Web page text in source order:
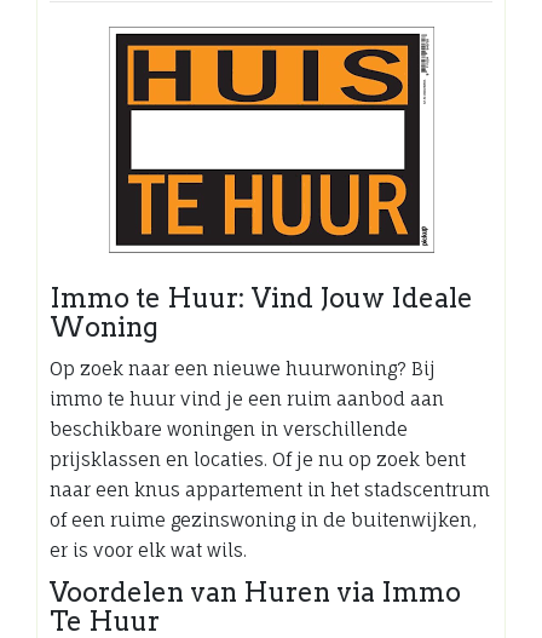
Immo te Huur: Vind Jouw Ideale
Woning
Op zoek naar een nieuwe huurwoning? Bij
immo te huur vind je een ruim aanbod aan
beschikbare woningen in verschillende
prijsklassen en locaties. Of je nu op zoek bent
naar een knus appartement in het stadscentrum
of een ruime gezinswoning in de buitenwijken,
er is voor elk wat wils.
Voordelen van Huren via Immo
Te Huur